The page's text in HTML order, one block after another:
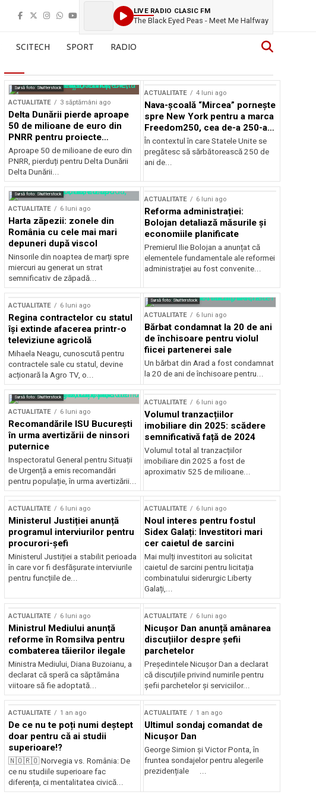
LIVE RADIO CLASIC FM
The Black Eyed Peas - Meet Me Halfway
SCITECH SPORT RADIO
Sursă foto: Shutterstock
ACTUALITATE 3 săptămâni ago
Delta Dunării pierde aproape
50 de milioane de euro din
PNRR pentru proiecte
esențiale
Aproape 50 de milioane de euro din
PNRR, pierduți pentru Delta Dunării
Delta Dunării...
ACTUALITATE 4 luni ago
Nava-școală “Mircea” pornește
spre New York pentru a marca
Freedom250, cea de-a 250-a
aniversare a Statelor Unite
În contextul în care Statele Unite se
pregătesc să sărbătorească 250 de
ani de...
Sursă foto: Shutterstock
ACTUALITATE 6 luni ago
Harta zăpezii: zonele din
România cu cele mai mari
depuneri după viscol
Ninsorile din noaptea de marți spre
miercuri au generat un strat
semnificativ de zăpadă...
ACTUALITATE 6 luni ago
Reforma administrației:
Bolojan detaliază măsurile și
economiile planificate
Premierul Ilie Bolojan a anunțat că
elementele fundamentale ale reformei
administrației au fost convenite...
ACTUALITATE 6 luni ago
Regina contractelor cu statul
își extinde afacerea printr-o
televiziune agricolă
Mihaela Neagu, cunoscută pentru
contractele sale cu statul, devine
acționară la Agro TV, o...
Sursă foto: Shutterstock
ACTUALITATE 6 luni ago
Bărbat condamnat la 20 de ani
de închisoare pentru violul
fiicei partenerei sale
Un bărbat din Arad a fost condamnat
la 20 de ani de închisoare pentru...
Sursă foto: Shutterstock
ACTUALITATE 6 luni ago
Recomandările ISU București
în urma avertizării de ninsori
puternice
Inspectoratul General pentru Situații
de Urgență a emis recomandări
pentru populație, în urma avertizării...
ACTUALITATE 6 luni ago
Volumul tranzacțiilor
imobiliare din 2025: scădere
semnificativă față de 2024
Volumul total al tranzacțiilor
imobiliare din 2025 a fost de
aproximativ 525 de milioane...
ACTUALITATE 6 luni ago
Ministerul Justiției anunță
programul interviurilor pentru
procurori-șefi
Ministerul Justiției a stabilit perioada
în care vor fi desfășurate interviurile
pentru funcțiile de...
ACTUALITATE 6 luni ago
Noul interes pentru fostul
Sidex Galați: Investitori mari
cer caietul de sarcini
Mai mulți investitori au solicitat
caietul de sarcini pentru licitația
combinatului siderurgic Liberty
Galați,...
ACTUALITATE 6 luni ago
Ministrul Mediului anunță
reforme în Romsilva pentru
combaterea tăierilor ilegale
Ministra Mediului, Diana Buzoianu, a
declarat că speră ca săptămâna
viitoare să fie adoptată...
ACTUALITATE 6 luni ago
Nicușor Dan anunță amânarea
discuțiilor despre șefii
parchetelor
Președintele Nicușor Dan a declarat
că discuțiile privind numirile pentru
șefii parchetelor și serviciilor...
ACTUALITATE 1 an ago
De ce nu te poți numi deștept
doar pentru că ai studii
superioare!?
🇳🇴🇷🇴 Norvegia vs. România: De
ce nu studiile superioare fac
diferența, ci mentalitatea civică...
ACTUALITATE 1 an ago
Ultimul sondaj comandat de
Nicușor Dan
George Simion și Victor Ponta, în
fruntea sondajelor pentru alegerile
prezidențiale ...